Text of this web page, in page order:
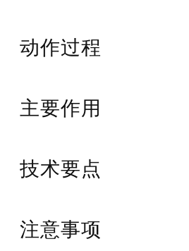
动作过程
主要作用
技术要点
注意事项